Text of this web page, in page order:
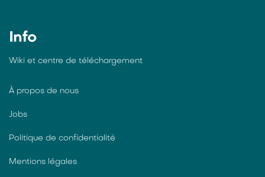
Info
Wiki et centre de téléchargement
À propos de nous
Jobs
Politique de confidentialité
Mentions légales